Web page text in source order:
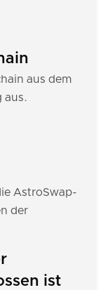
aus dem
aus.
AstroSwap-
der
ist